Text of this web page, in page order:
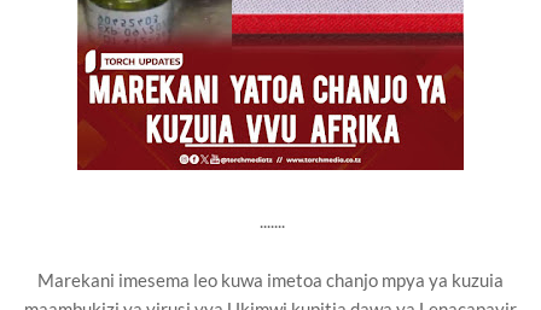
.......
Marekani imesema leo kuwa imetoa chanjo mpya ya kuzuia